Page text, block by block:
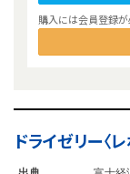
購入には会員登録が
ドライゼリー〈